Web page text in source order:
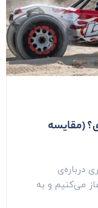
(مقایسه
درباره‌ی
می‌کنیم و به